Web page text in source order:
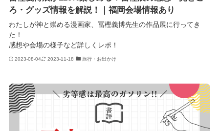
ろ・グッズ情報を解説！｜福岡会場情報あり
わたしが神と崇める漫画家、冨樫義博先生の作品展に行ってき
た！
感想や会場の様子など詳しくレポ！
2023-08-04 2023-11-18 旅行・お出かけ